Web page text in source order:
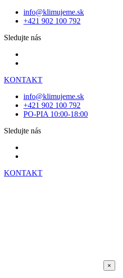
info@klimujeme.sk
+421 902 100 792
Sledujte nás
KONTAKT
info@klimujeme.sk
+421 902 100 792
PO-PIA 10:00-18:00
Sledujte nás
KONTAKT
×